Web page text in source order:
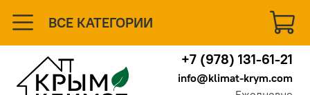
ВСЕ КАТЕГОРИИ
+7 (978) 131-61-21
info@klimat-krym.com